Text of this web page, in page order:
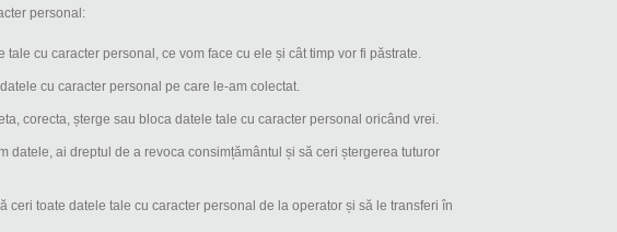
personal:
cu caracter personal, ce vom face cu ele și cât timp vor fi păstrate.
cu caracter personal pe care le-am colectat.
corecta, șterge sau bloca datele tale cu caracter personal oricând vrei.
datele, ai dreptul de a revoca consimțământul și să ceri ștergerea tuturor
ceri toate datele tale cu caracter personal de la operator și să le transferi în